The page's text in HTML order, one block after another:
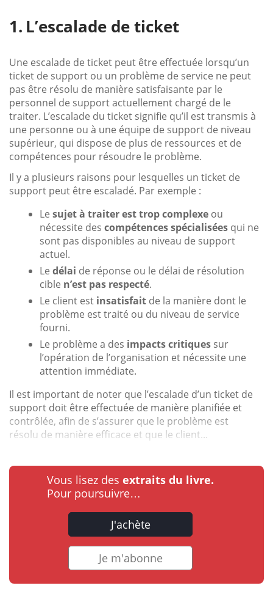
L’escalade de ticket
Une escalade de ticket peut être effectuée lorsqu’un
ticket de support ou un problème de service ne peut
pas être résolu de manière satisfaisante par le
personnel de support actuellement chargé de le
traiter. L’escalade du ticket signifie qu’il est transmis à
une personne ou à une équipe de support de niveau
supérieur, qui dispose de plus de ressources et de
compétences pour résoudre le problème.
Il y a plusieurs raisons pour lesquelles un ticket de
support peut être escaladé. Par exemple :
Le sujet à traiter est trop complexe ou
nécessite des compétences spécialisées qui ne
sont pas disponibles au niveau de support
actuel.
Le délai de réponse ou le délai de résolution
cible n’est pas respecté.
Le client est insatisfait de la manière dont le
problème est traité ou du niveau de service
fourni.
Le problème a des impacts critiques sur
l’opération de l’organisation et nécessite une
attention immédiate.
Il est important de noter que l’escalade d’un ticket de
support doit être effectuée de manière planifiée et
contrôlée, afin de s’assurer que le problème est
résolu de manière efficace et que le client...
Vous lisez des extraits du livre.
Pour poursuivre…
J'achète
Je m'abonne